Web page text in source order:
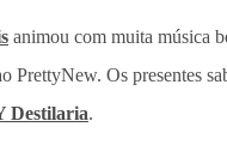
animou com muita música
PrettyNew. Os presentes
Destilaria.